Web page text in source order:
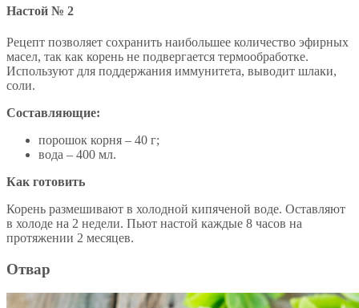
Настой № 2
Рецепт позволяет сохранить наибольшее количество эфирных
масел, так как корень не подвергается термообработке.
Используют для поддержания иммунитета, выводит шлаки,
соли.
Составляющие:
порошок корня – 40 г;
вода – 400 мл.
Как готовить
Корень размешивают в холодной кипяченой воде. Оставляют
в холоде на 2 недели. Пьют настой каждые 8 часов на
протяжении 2 месяцев.
Отвар